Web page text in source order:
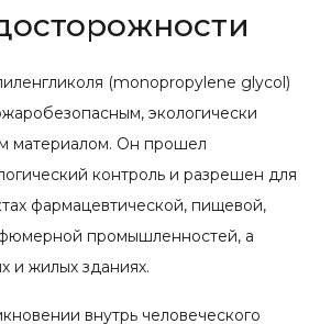
(monopropylene glycol)
экологически
материалом. Он прошел
контроль и разрешен для
фармацевтической, пищевой,
промышленностей, а
и жилых зданиях.
внутрь человеческого